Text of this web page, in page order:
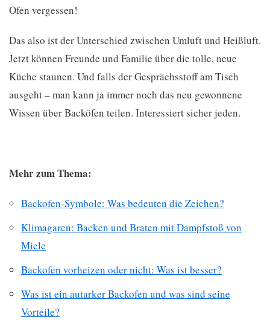
Ofen vergessen!
Das also ist der Unterschied zwischen Umluft und Heißluft.
Jetzt können Freunde und Familie über die tolle, neue
Küche staunen. Und falls der Gesprächsstoff am Tisch
ausgeht – man kann ja immer noch das neu gewonnene
Wissen über Backöfen teilen. Interessiert sicher jeden.
Mehr zum Thema:
Backofen-Symbole: Was bedeuten die Zeichen?
Klimagaren: Backen und Braten mit Dampfstoß von
Miele
Backofen vorheizen oder nicht: Was ist besser?
Was ist ein autarker Backofen und was sind seine
Vorteile?